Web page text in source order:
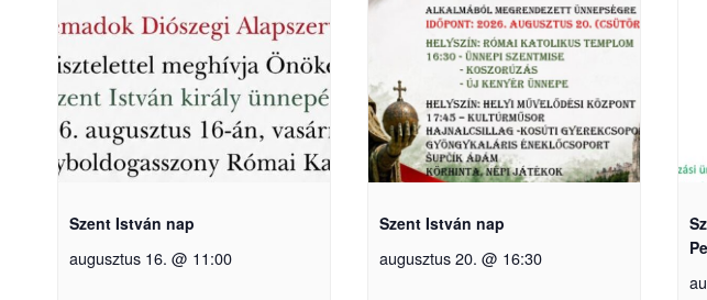
Szent István nap
augusztus 16. @ 11:00
Szent István nap
augusztus 20. @ 16:30